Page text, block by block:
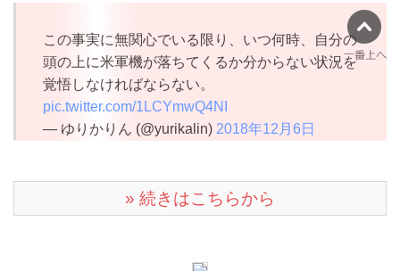
この事実に無関心でいる限り、いつ何時、自分の
頭の上に米軍機が落ちてくるか分からない状況を
覚悟しなければならない。
pic.twitter.com/1LCYmwQ4NI
— ゆりかりん (@yurikalin) 2018年12月6日
» 続きはこちらから